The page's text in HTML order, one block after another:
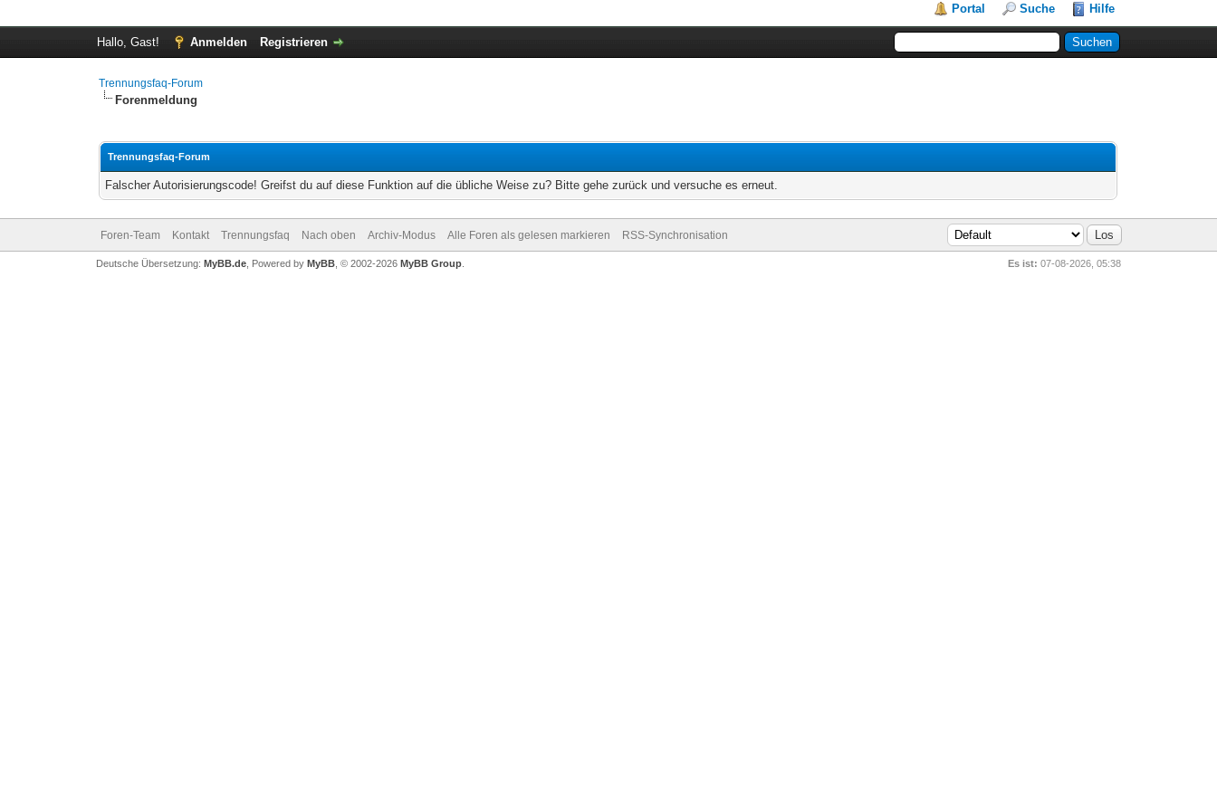
Portal Suche Hilfe
Hallo, Gast! Anmelden Registrieren
Trennungsfaq-Forum
Forenmeldung
Trennungsfaq-Forum
Falscher Autorisierungscode! Greifst du auf diese Funktion auf die übliche Weise zu? Bitte gehe zurück und versuche es erneut.
Foren-Team Kontakt Trennungsfaq Nach oben Archiv-Modus Alle Foren als gelesen markieren RSS-Synchronisation
Es ist: 07-08-2026, 05:38
Deutsche Übersetzung: MyBB.de, Powered by MyBB, © 2002-2026 MyBB Group.